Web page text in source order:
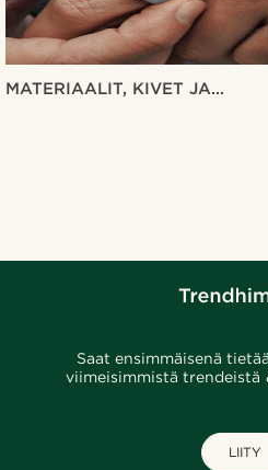
MATERIAALIT, KIVET JA
Saat ensimmäisenä
viimeisimmistä trendeistä
LIITY